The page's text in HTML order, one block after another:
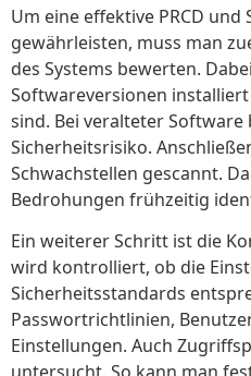
Um eine effektive PRCD
gewährleisten, muss man
des Systems bewerten.
Softwareversionen
sind. Bei veralteter
Sicherheitsrisiko.
Schwachstellen gescannt.
Bedrohungen frühzeitig
Ein weiterer Schritt ist die
wird kontrolliert, ob die
Sicherheitsstandards
Passwortrichtlinien,
Einstellungen. Auch